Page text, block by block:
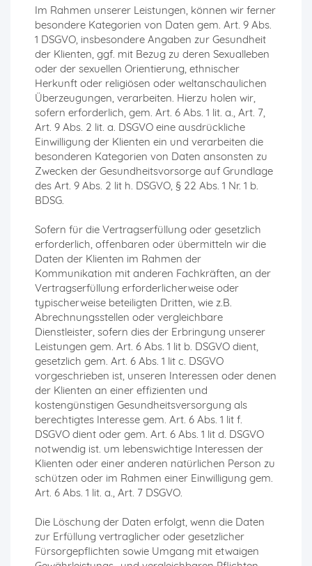
Im Rahmen unserer Leistungen, können wir ferner
besondere Kategorien von Daten gem. Art. 9 Abs.
1 DSGVO, insbesondere Angaben zur Gesundheit
der Klienten, ggf. mit Bezug zu deren Sexualleben
oder der sexuellen Orientierung, ethnischer
Herkunft oder religiösen oder weltanschaulichen
Überzeugungen, verarbeiten. Hierzu holen wir,
sofern erforderlich, gem. Art. 6 Abs. 1 lit. a., Art. 7,
Art. 9 Abs. 2 lit. a. DSGVO eine ausdrückliche
Einwilligung der Klienten ein und verarbeiten die
besonderen Kategorien von Daten ansonsten zu
Zwecken der Gesundheitsvorsorge auf Grundlage
des Art. 9 Abs. 2 lit h. DSGVO, § 22 Abs. 1 Nr. 1 b.
BDSG.
Sofern für die Vertragserfüllung oder gesetzlich
erforderlich, offenbaren oder übermitteln wir die
Daten der Klienten im Rahmen der
Kommunikation mit anderen Fachkräften, an der
Vertragserfüllung erforderlicherweise oder
typischerweise beteiligten Dritten, wie z.B.
Abrechnungsstellen oder vergleichbare
Dienstleister, sofern dies der Erbringung unserer
Leistungen gem. Art. 6 Abs. 1 lit b. DSGVO dient,
gesetzlich gem. Art. 6 Abs. 1 lit c. DSGVO
vorgeschrieben ist, unseren Interessen oder denen
der Klienten an einer effizienten und
kostengünstigen Gesundheitsversorgung als
berechtigtes Interesse gem. Art. 6 Abs. 1 lit f.
DSGVO dient oder gem. Art. 6 Abs. 1 lit d. DSGVO
notwendig ist. um lebenswichtige Interessen der
Klienten oder einer anderen natürlichen Person zu
schützen oder im Rahmen einer Einwilligung gem.
Art. 6 Abs. 1 lit. a., Art. 7 DSGVO.
Die Löschung der Daten erfolgt, wenn die Daten
zur Erfüllung vertraglicher oder gesetzlicher
Fürsorgepflichten sowie Umgang mit etwaigen